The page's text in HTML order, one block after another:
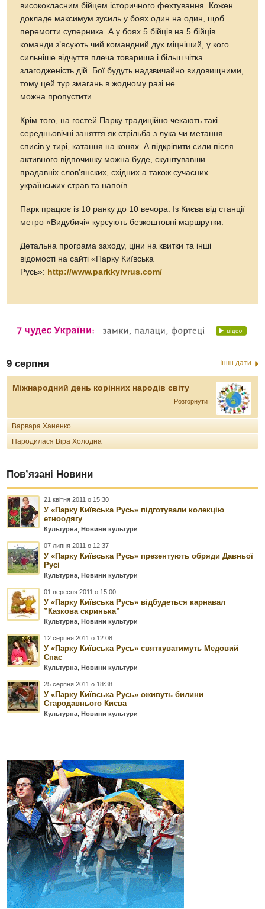
висококласним бійцем історичного фехтування. Кожен
докладе максимум зусиль у боях один на один, щоб
перемогти суперника. А у боях 5 бійців на 5 бійців
команди з’ясують чий командний дух міцніший, у кого
сильніше відчуття плеча товариша і більш чітка
злагодженість дій. Бої будуть надзвичайно видовищними,
тому цей тур змагань в жодному разі не
можна пропустити.
Крім того, на гостей Парку традиційно чекають такі
середньовічні заняття як стрільба з лука чи метання
списів у тирі, катання на конях. А підкріпити сили після
активного відпочинку можна буде, скуштувавши
прадавніх слов’янских, східних а також сучасних
українських страв та напоїв.
Парк працює із 10 ранку до 10 вечора. Із Києва від станції
метро «Видубичі» курсують безкоштовні маршрутки.
Детальна програма заходу, ціни на квитки та інші
відомості на сайті «Парку Київська
Русь»: http://www.parkkyivrus.com/
9 серпня Інші дати
Міжнародний день корінних народів світу
Розгорнути
Варвара Ханенко
Народилася Віра Холодна
Пов’язані Новини
21 квітня 2011 о 15:30
У «Парку Київська Русь» підготували колекцію
етноодягу
Культурна ,Новини культури
07 липня 2011 о 12:37
У «Парку Київська Русь» презентують обряди Давньої
Русі
Культурна ,Новини культури
01 вересня 2011 о 15:00
У «Парку Київська Русь» відбудеться карнавал
”Казкова скринька”
Культурна ,Новини культури
12 серпня 2011 о 12:08
У «Парку Київська Русь» святкуватимуть Медовий
Спас
Культурна ,Новини культури
25 серпня 2011 о 18:38
У «Парку Київська Русь» оживуть билини
Стародавнього Києва
Культурна ,Новини культури